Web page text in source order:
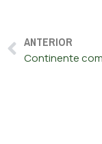
ANTERIOR